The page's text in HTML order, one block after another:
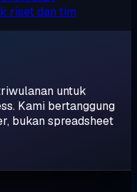
riset dan tim
untuk
Kami bertanggung
bukan spreadsheet